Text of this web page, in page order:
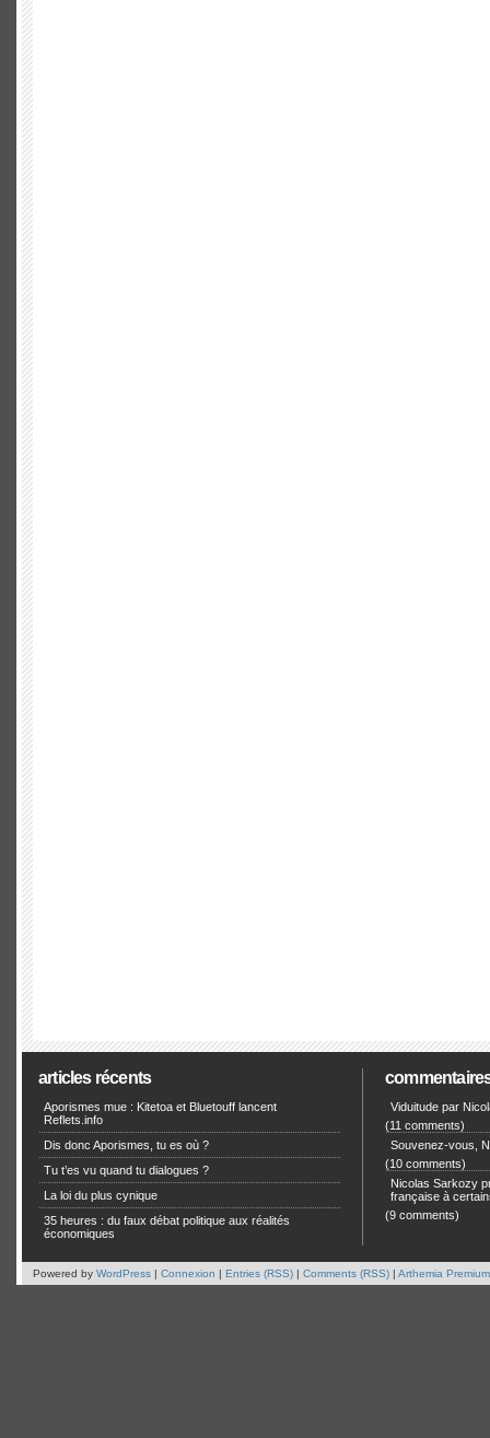
articles récents
Aporismes mue : Kitetoa et Bluetouff lancent
Reflets.info
Dis donc Aporismes, tu es où ?
Tu t’es vu quand tu dialogues ?
La loi du plus cynique
35 heures : du faux débat politique aux réalités
économiques
Viduitude par
(11 comments)
Souvenez-vous,
(10 comments)
Nicolas Sarkozy
française à
(9 comments)
Powered by WordPress | Connexion | Entries (RSS) | Comments (RSS) | Arthemia Premium